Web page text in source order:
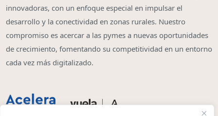
innovadoras, con un enfoque especial en impulsar el
desarrollo y la conectividad en zonas rurales. Nuestro
compromiso es acercar a las pymes a nuevas oportunidades
de crecimiento, fomentando su competitividad en un entorno
cada vez más digitalizado.